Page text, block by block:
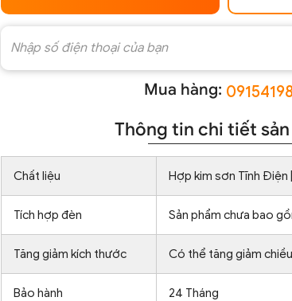
Mua hàng:
Thông tin chi tiết
Chất liệu Hợp kim sơn Tĩnh Điện
Tích hợp đèn Sản phẩm chưa bao
Tăng giảm kích thước Có thể tăng giảm
Bảo hành 24 Tháng